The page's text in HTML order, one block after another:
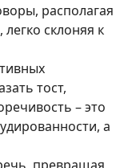
располагая
склоняя к
тост,
– это
а